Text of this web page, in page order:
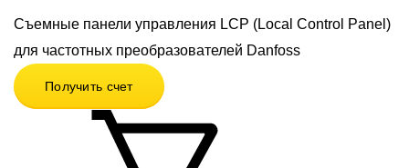
Съемные панели управления LCP (Local Control Panel)
для частотных преобразователей Danfoss
Получить счет